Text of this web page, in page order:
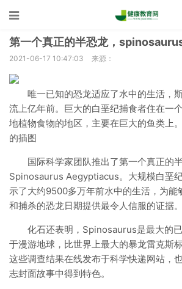
第一个真正的半恐龙，
2021-06-17 10:47:03 来源：
唯一已知的恐龙适应了水中的生活，
流上亿年前。巨大的白垩纪捕食者住在一
地植物食物的地区，主要在巨大的鱼类上
的插图
国际科学家团队推出了第一个真正的
Spinosaurus Aegyptiacus。大规模白垩
示了大约9500多万年前水中的生活，为能
和捕杀的恐龙日期提供最令人信服的证据。
化石还表明，Spinosaurus是最大的
于漫游地球，比世界上最大的暴龙雷克斯
这些调查结果在线发布于科学快递网站，
志封面故事中得到特色。